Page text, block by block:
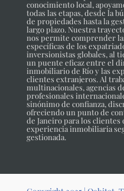
conocimiento local,
todas las etapas, desde la
de propiedades hasta la
largo plazo. Nuestra
nos permite comprender
específicas de los
inversionistas globales, al
un puente eficaz entre el
inmobiliario de Río y las
clientes extranjeros. Al
multinacionales, agencias
profesionales
sinónimo de confianza,
ofreciendo un punto de
de Janeiro para los clientes
experiencia inmobiliaria
gestionada.